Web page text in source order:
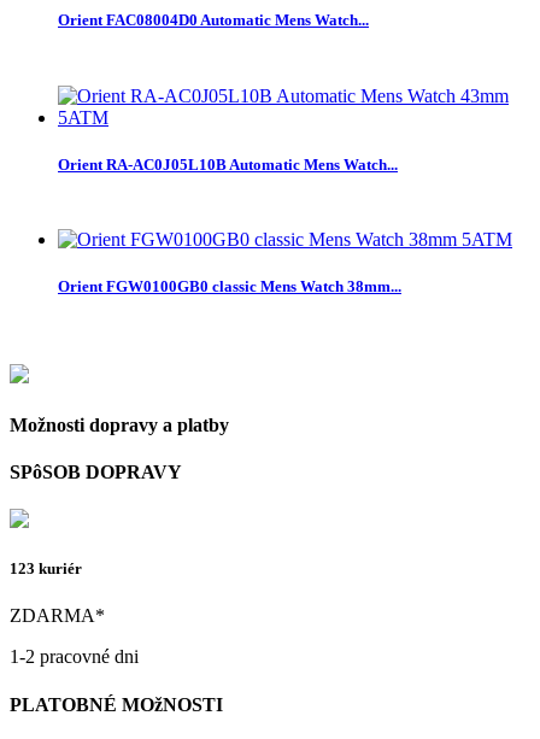
Orient FAC08004D0 Automatic Mens Watch...
Orient RA-AC0J05L10B Automatic Mens Watch...
Orient FGW0100GB0 classic Mens Watch 38mm...
Možnosti dopravy a platby
SPôSOB DOPRAVY
123 kuriér
ZDARMA*
1-2 pracovné dni
PLATOBNÉ MOžNOSTI